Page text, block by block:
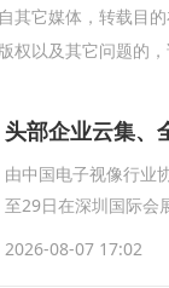
其它媒体，转载目
权以及其它问题的
由中国电子视像行业
至29日在深圳国际会
2026-08-07 17:02